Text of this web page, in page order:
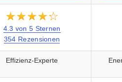
★★★★★
☆☆☆☆☆
4.3 von 5 Sternen
354 Rezensionen
Effizienz-Experte